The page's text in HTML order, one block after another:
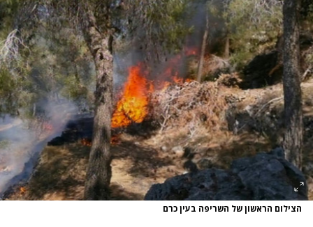
הצילום הראשון של השריפה בעין כרם